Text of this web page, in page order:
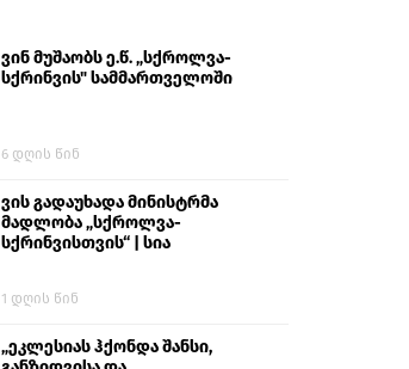
ვინ მუშაობს ე.წ. „სქროლვა-
სქრინვის" სამმართველოში
6 დღის წინ
ვის გადაუხადა მინისტრმა
მადლობა „სქროლვა-
სქრინვისთვის“ | სია
1 დღის წინ
„ეკლესიას ჰქონდა შანსი,